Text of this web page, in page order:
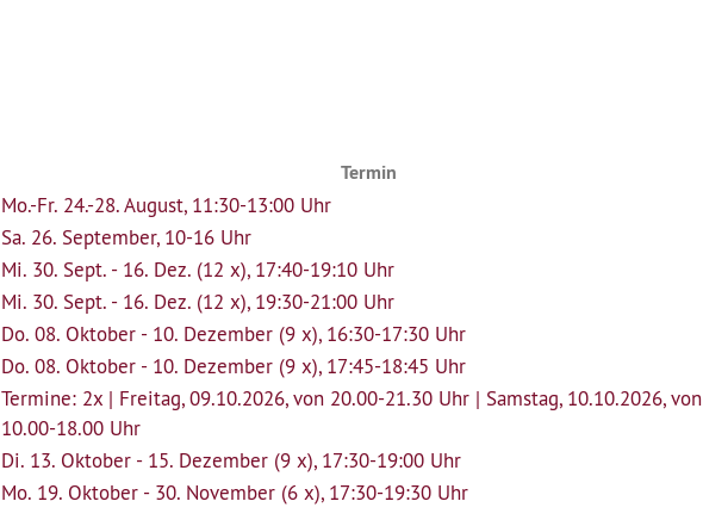
Termin
Mo.-Fr. 24.-28. August, 11:30-13:00 Uhr
Sa. 26. September, 10-16 Uhr
Mi. 30. Sept. - 16. Dez. (12 x), 17:40-19:10 Uhr
Mi. 30. Sept. - 16. Dez. (12 x), 19:30-21:00 Uhr
Do. 08. Oktober - 10. Dezember (9 x), 16:30-17:30 Uhr
Do. 08. Oktober - 10. Dezember (9 x), 17:45-18:45 Uhr
Termine: 2x | Freitag, 09.10.2026, von 20.00-21.30 Uhr | Samstag, 10.10.2026, von
10.00-18.00 Uhr
Di. 13. Oktober - 15. Dezember (9 x), 17:30-19:00 Uhr
Mo. 19. Oktober - 30. November (6 x), 17:30-19:30 Uhr